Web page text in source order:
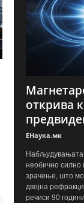
открива
ЕНаука.мк
Набљудувањата
необично силно
зрачење, што
двојна
речиси 90